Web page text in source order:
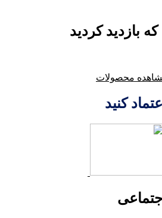
بازدید کردید
محصولات
کنید